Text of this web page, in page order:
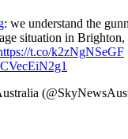
: we understand the
situation in
t.co/k2zNgNSeGF